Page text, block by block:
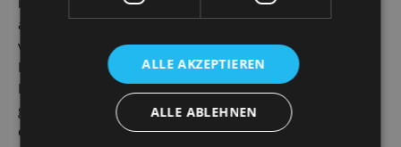
allerlei Verkleidungen und mit tatkräftiger Unterstützung
von „Staatsfeind Nr. 13“ Moonface Martin gelingt es Billy,
Hopes Herz zu erwärmen. Ein harter Schlag für
Halbweltschönheit Reno, die sich Hoffnungen auf Billy
gemacht hat, nun aber in Hopes geldschwerem Verlobten
eine würdige Alternative erkennt …
ALLE AKZEPTIEREN
ALLE ABLEHNEN